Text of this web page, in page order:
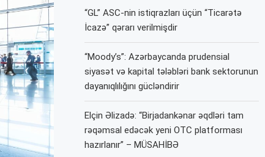
“GL” ASC-nin istiqrazları üçün “Ticarətə
İcazə” qərarı verilmişdir
“Moody’s”: Azərbaycanda prudensial
siyasət və kapital tələbləri bank sektorunun
dayanıqlılığını gücləndirir
Elçin Əlizadə: “Birjadankənar əqdləri tam
rəqəmsal edəcək yeni OTC platforması
hazırlanır” – MÜSAHİBƏ